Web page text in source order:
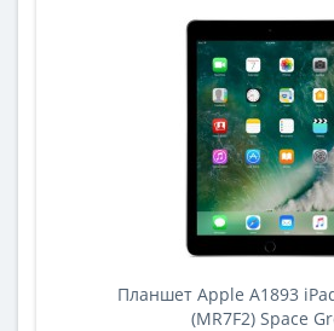
Планшет Apple A1893
(MR7F2) Space